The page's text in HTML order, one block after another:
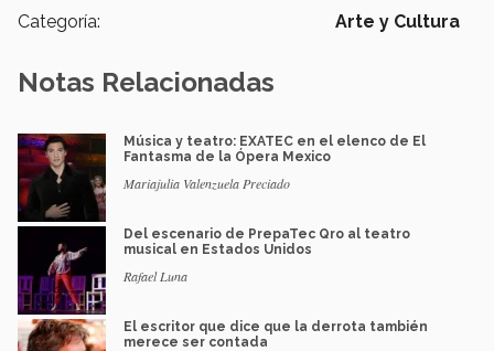
Categoría: Arte y Cultura
Notas Relacionadas
Música y teatro: EXATEC en el elenco de El
Fantasma de la Ópera Mexico
Mariajulia Valenzuela Preciado
Del escenario de PrepaTec Qro al teatro
musical en Estados Unidos
Rafael Luna
El escritor que dice que la derrota también
merece ser contada